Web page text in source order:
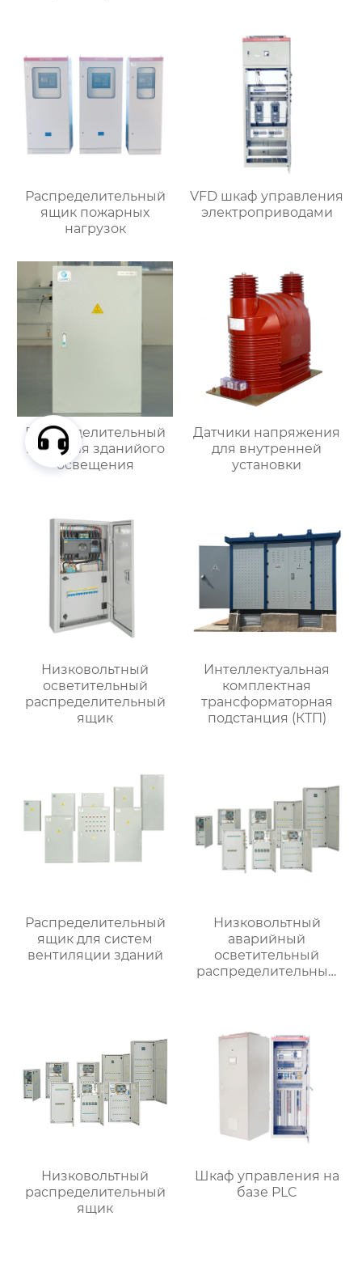
Распределительный
ящик пожарных
нагрузок
VFD шкаф управления
электроприводами
Распределительный
ящик для зданийого
освещения
Датчики напряжения
для внутренней
установки
Низковольтный
осветительный
распределительный
ящик
Интеллектуальная
комплектная
трансформаторная
подстанция (КТП)
Распределительный
ящик для систем
вентиляции зданий
Низковольтный
аварийный
осветительный
распределительный
Низковольтный
распределительный
ящик
Шкаф управления на
базе PLC